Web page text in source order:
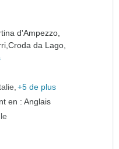
d'Ampezzo,
Croda da Lago,
+5 de plus
en : Anglais